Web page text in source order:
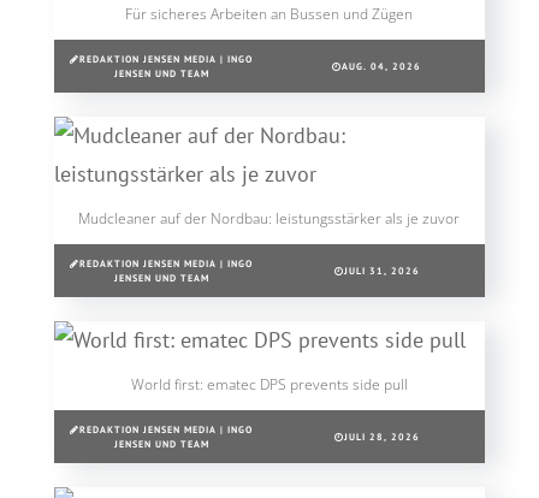
Für sicheres Arbeiten an Bussen und Zügen
REDAKTION JENSEN MEDIA | INGO
JENSEN UND TEAM
AUG. 04, 2026
Mudcleaner auf der Nordbau: leistungsstärker als je zuvor
REDAKTION JENSEN MEDIA | INGO
JENSEN UND TEAM
JULI 31, 2026
World first: ematec DPS prevents side pull
REDAKTION JENSEN MEDIA | INGO
JENSEN UND TEAM
JULI 28, 2026